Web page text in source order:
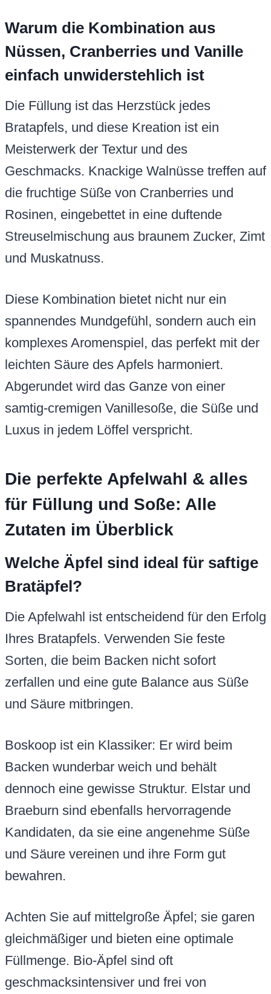
Warum die Kombination aus
Nüssen, Cranberries und Vanille
einfach unwiderstehlich ist
Die Füllung ist das Herzstück jedes
Bratapfels, und diese Kreation ist ein
Meisterwerk der Textur und des
Geschmacks. Knackige Walnüsse treffen auf
die fruchtige Süße von Cranberries und
Rosinen, eingebettet in eine duftende
Streuselmischung aus braunem Zucker, Zimt
und Muskatnuss.
Diese Kombination bietet nicht nur ein
spannendes Mundgefühl, sondern auch ein
komplexes Aromenspiel, das perfekt mit der
leichten Säure des Apfels harmoniert.
Abgerundet wird das Ganze von einer
samtig-cremigen Vanillesoße, die Süße und
Luxus in jedem Löffel verspricht.
Die perfekte Apfelwahl & alles
für Füllung und Soße: Alle
Zutaten im Überblick
Welche Äpfel sind ideal für saftige
Bratäpfel?
Die Apfelwahl ist entscheidend für den Erfolg
Ihres Bratapfels. Verwenden Sie feste
Sorten, die beim Backen nicht sofort
zerfallen und eine gute Balance aus Süße
und Säure mitbringen.
Boskoop ist ein Klassiker: Er wird beim
Backen wunderbar weich und behält
dennoch eine gewisse Struktur. Elstar und
Braeburn sind ebenfalls hervorragende
Kandidaten, da sie eine angenehme Süße
und Säure vereinen und ihre Form gut
bewahren.
Achten Sie auf mittelgroße Äpfel; sie garen
gleichmäßiger und bieten eine optimale
Füllmenge. Bio-Äpfel sind oft
geschmacksintensiver und frei von